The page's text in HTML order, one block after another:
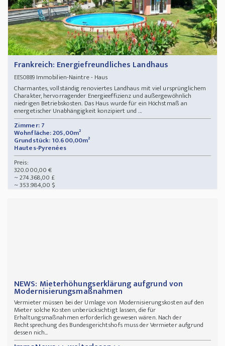
Frankreich: Energiefreundliches Landhaus
EES0889Immobilien-Naintre - Haus
Charmantes, vollständig renoviertes Landhaus mit viel ursprünglichem
Charakter, hervorragender Energieeffizienz und außergewöhnlich
niedrigen Betriebskosten. Das Haus wurde für ein Höchstmaß an
energetischer Unabhängigkeit konzipiert und ...
Zimmer: 7
Wohnfläche: 205,00m²
Grundstück: 10.600,00m²
Hautes-Pyrenées
Preis:
320.000,00 €
~ 274.368,00 £
~ 353.984,00 $
NEWS: Mieterhöhungserklärung aufgrund von
Modernisierungsmaßnahmen
Vermieter müssen bei der Umlage von Modernisierungskosten auf den
Mieter solche Kosten unberücksichtigt lassen, die für
Erhaltungsmaßnahmen erforderlich gewesen wären. Nach der
Rechtsprechung des Bundesgerichtshofs muss der Vermieter aufgrund
dessen nich...